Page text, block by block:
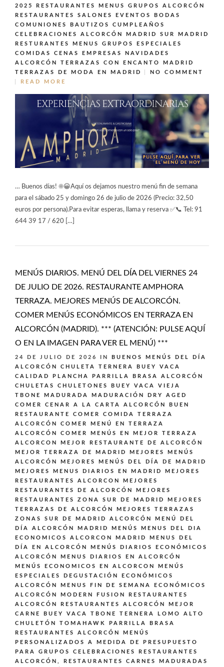
2025
RESTAURANTES MENUS GRUPOS ALCORCÓN
RESTAURANTES SALONES EVENTOS BODAS
COMUNIONES BAUTIZOS CUMPLEAÑOS
CELEBRACIONES ALCORCÓN MADRID SUR MADRID
RESTURANTES MENUS GRUPOS ESPECIALES
COMIDAS CENAS EMPRESAS NAVIDADES
ALCORCÓN
TERRAZAS CON ENCANTO MADRID
TERRAZAS DE MODA EN MADRID
NO COMMENT
READ MORE
… Buenos días! ☀️😀Aquí os dejamos nuestro menú fin de semana
para el sábado 25 y domingo 26 de julio de 2026 (Precio: 32,50
euros por persona).Para evitar esperas, llama y reserva ✅📞 Tel: 91
644 39 17 / 620 […]
MENÚS DIARIOS. MENÚ DEL DÍA DEL VIERNES 24
DE JULIO DE 2026. RESTAURANTE AMPHORA
TERRAZA. MEJORES MENÚS DE ALCORCÓN.
COMER MENÚS ECONÓMICOS EN TERRAZA EN
ALCORCÓN (MADRID). *** (ATENCIÓN: PULSE AQUÍ
O EN LA IMAGEN PARA VER EL MENÚ) ***
24 DE JULIO DE 2026 IN
BUENOS MENÚS DEL DÍA
ALCORCÓN
CHULETA TERNERA BUEY VACA
CALIDAD PLANCHA PARRILLA BRASA ALCORCÓN
CHULETAS CHULETONES BUEY VACA VIEJA
TBONE MADURADA MADURACIÓN DRY AGED
COMER CENAR A LA CARTA ALCORCÓN BUEN
RESTAURANTE
COMER COMIDA TERRAZA
ALCORCÓN
COMER MENÚ EN TERRAZA
ALCORCÓN
COMER MENÚS EN MEJOR TERRAZA
ALCORCON
MEJOR RESTAURANTE DE ALCORCÓN
MEJOR TERRAZA DE MADRID
MEJORES MENÚS
ALCORCÓN
MEJORES MENÚS DEL DÍA DE MADRID
MEJORES MENUS DIARIOS EN MADRID
MEJORES
RESTAURANTES ALCORCON
MEJORES
RESTAURANTES DE ALCORCÓN
MEJORES
RESTAURANTES ZONA SUR DE MADRID
MEJORES
TERRAZAS DE ALCORCÓN
MEJORES TERRAZAS
ZONAS SUR DE MADRID ALCORCÓN
MENÚ DEL
DÍA ALCORCÓN MADRID
MENÚS
MENUS DEL DIA
ECONOMICOS ALCORCON MADRID
MENUS DEL
DÍA EN ALCORCÓN
MENÚS DIARIOS ECONÓMICOS
ALCORCÓN
MENUS DIARIOS EN ALCORCÓN
MENÚS ECONOMICOS EN ALCORCON
MENÚS
ESPECIALES DEGUSTACIÓN ECONÓMICOS
ALCORCÓN
MENUS FIN DE SEMANA ECONÓMICOS
ALCORCÓN
MODERN FUSION
RESTAURANTES
ALCORCÓN
RESTAURANTES ALCORCÓN MEJOR
CARNE BUEY VACA TBONE TERNERA LOMO ALTO
CHULETÓN TOMAHAWK PARRILLA BRASA
RESTAURANTES ALCORCÓN MENÚS
PERSONALIZADOS A MEDIDA DE PRESUPUESTO
PARA GRUPOS CELEBRACIONES
RESTAURANTES
ALCORCÓN,
RESTAURANTES CARNES MADURADAS